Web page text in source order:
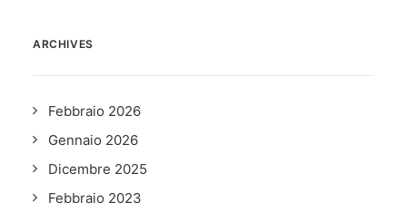
ARCHIVES
Febbraio 2026
Gennaio 2026
Dicembre 2025
Febbraio 2023